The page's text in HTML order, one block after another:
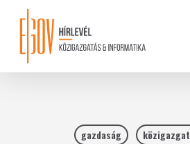
content
gazdaság